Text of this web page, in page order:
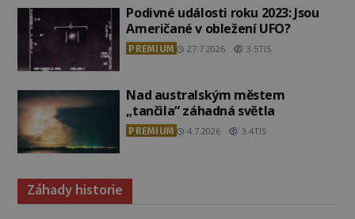
Podivné události roku 2023: Jsou
Američané v obležení UFO?
PREMIUM 27.7.2026 3.5TIS
Nad australským městem
„tančila“ záhadná světla
PREMIUM 4.7.2026 3.4TIS
Záhady historie